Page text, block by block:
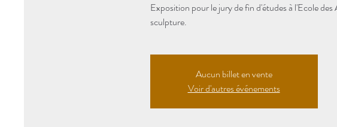
Exposition pour le jury de fin d'études à l'Ecole
sculpture.
Aucun billet en vente
Voir d'autres événements